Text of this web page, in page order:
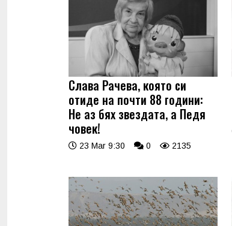
Слава Рачева, която си
отиде на почти 88 години:
Не аз бях звездата, а Педя
човек!
23 Mar 9:30 0 2135